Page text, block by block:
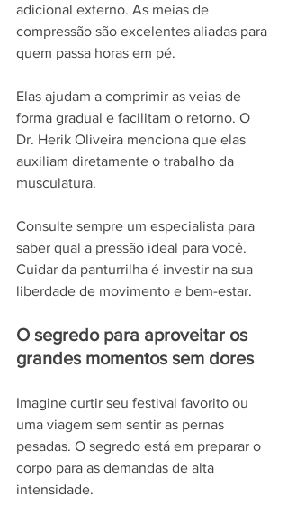
adicional externo. As meias de
compressão são excelentes aliadas para
quem passa horas em pé.
Elas ajudam a comprimir as veias de
forma gradual e facilitam o retorno. O
Dr. Herik Oliveira menciona que elas
auxiliam diretamente o trabalho da
musculatura.
Consulte sempre um especialista para
saber qual a pressão ideal para você.
Cuidar da panturrilha é investir na sua
liberdade de movimento e bem-estar.
O segredo para aproveitar os
grandes momentos sem dores
Imagine curtir seu festival favorito ou
uma viagem sem sentir as pernas
pesadas. O segredo está em preparar o
corpo para as demandas de alta
intensidade.